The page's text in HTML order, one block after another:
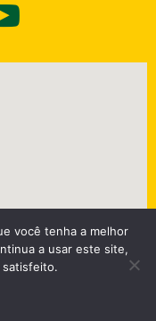
você tenha a melhor
a usar este site,
satisfeito.